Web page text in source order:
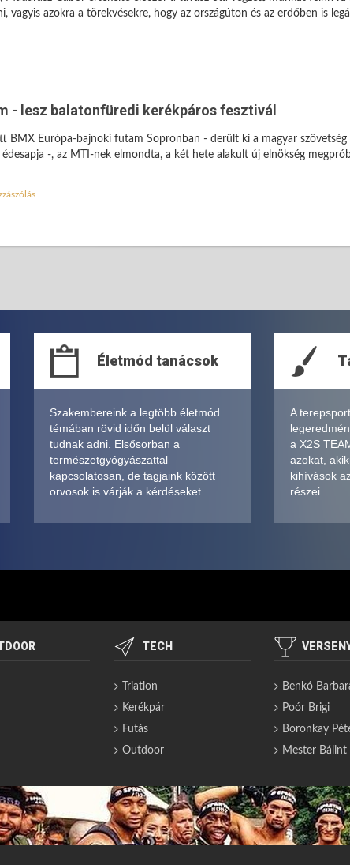
vagyis azokra a törekvésekre, hogy az országúton és az erdőben is
- lesz balatonfüredi kerékpáros fesztivál
BMX Európa-bajnoki futam Sopronban - derült ki a magyar
-, az MTI-nek elmondta, a két hete alakult új elnökség
Életmód tanácsok
Szakembereink a legtöbb életmód
témában rövid időn belül választ
tudnak adni. Elsősorban a
természetgyógyászattal
kapcsolatosan, de tagjaink között
orvosok is várják a kérdéseket.
A
a X2S
azokat,
kihívások
részei.
TECH
Triatlon
Kerékpár
Futás
Outdoor
Benkó
Poór Brigi
Boronkay
Mester Bálint